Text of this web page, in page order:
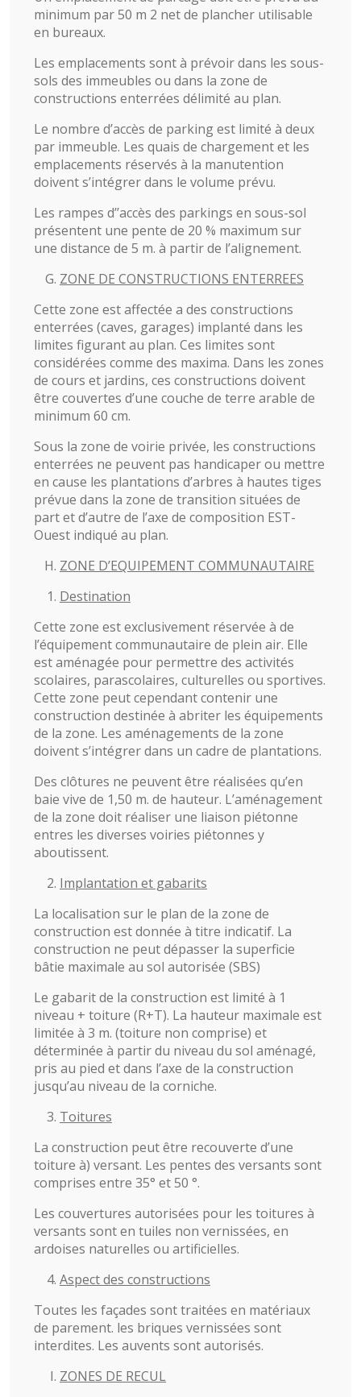
minimum par 50 m 2 net de plancher utilisable
en bureaux.
Les emplacements sont à prévoir dans les sous-
sols des immeubles ou dans la zone de
constructions enterrées délimité au plan.
Le nombre d’accès de parking est limité à deux
par immeuble. Les quais de chargement et les
emplacements réservés à la manutention
doivent s’intégrer dans le volume prévu.
Les rampes d’’accès des parkings en sous-sol
présentent une pente de 20 % maximum sur
une distance de 5 m. à partir de l’alignement.
ZONE DE CONSTRUCTIONS ENTERREES
Cette zone est affectée a des constructions
enterrées (caves, garages) implanté dans les
limites figurant au plan. Ces limites sont
considérées comme des maxima. Dans les zones
de cours et jardins, ces constructions doivent
être couvertes d’une couche de terre arable de
minimum 60 cm.
Sous la zone de voirie privée, les constructions
enterrées ne peuvent pas handicaper ou mettre
en cause les plantations d’arbres à hautes tiges
prévue dans la zone de transition situées de
part et d’autre de l’axe de composition EST-
Ouest indiqué au plan.
ZONE D’EQUIPEMENT COMMUNAUTAIRE
Destination
Cette zone est exclusivement réservée à de
l’équipement communautaire de plein air. Elle
est aménagée pour permettre des activités
scolaires, parascolaires, culturelles ou sportives.
Cette zone peut cependant contenir une
construction destinée à abriter les équipements
de la zone. Les aménagements de la zone
doivent s’intégrer dans un cadre de plantations.
Des clôtures ne peuvent être réalisées qu’en
baie vive de 1,50 m. de hauteur. L’aménagement
de la zone doit réaliser une liaison piétonne
entres les diverses voiries piétonnes y
aboutissent.
Implantation et gabarits
La localisation sur le plan de la zone de
construction est donnée à titre indicatif. La
construction ne peut dépasser la superficie
bâtie maximale au sol autorisée (SBS)
Le gabarit de la construction est limité à 1
niveau + toiture (R+T). La hauteur maximale est
limitée à 3 m. (toiture non comprise) et
déterminée à partir du niveau du sol aménagé,
pris au pied et dans l’axe de la construction
jusqu’au niveau de la corniche.
Toitures
La construction peut être recouverte d’une
toiture à) versant. Les pentes des versants sont
comprises entre 35° et 50 °.
Les couvertures autorisées pour les toitures à
versants sont en tuiles non vernissées, en
ardoises naturelles ou artificielles.
Aspect des constructions
Toutes les façades sont traitées en matériaux
de parement. les briques vernissées sont
interdites. Les auvents sont autorisés.
ZONES DE RECUL